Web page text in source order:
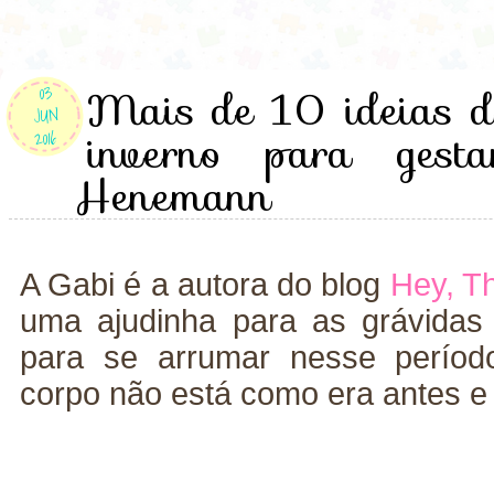
03
JUN
2016
Mais de 10 ideias
inverno para
Henemann
A Gabi é a autora do blog Hey,
uma ajudinha para as
para se arrumar nesse
corpo não está como era antes